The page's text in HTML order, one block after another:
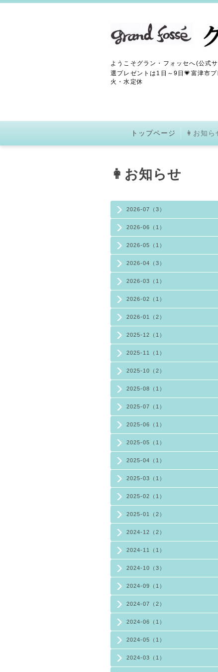
ようこそグラン・フォッセへ(公式
選プレゼントは1日～9日💗富津市
火・水定休
トップページ 👩お知ら
2026-07（3）
2026-06（1）
2026-05（1）
2026-04（3）
2026-03（1）
2026-02（1）
2026-01（2）
2025-12（1）
2025-11（1）
2025-10（2）
2025-08（1）
2025-07（1）
2025-06（1）
2025-05（1）
2025-04（1）
2025-03（1）
2025-02（1）
2025-01（2）
2024-12（2）
2024-11（1）
2024-10（3）
2024-09（1）
2024-07（2）
2024-06（1）
2024-05（1）
2024-03（1）
👩お知らせ